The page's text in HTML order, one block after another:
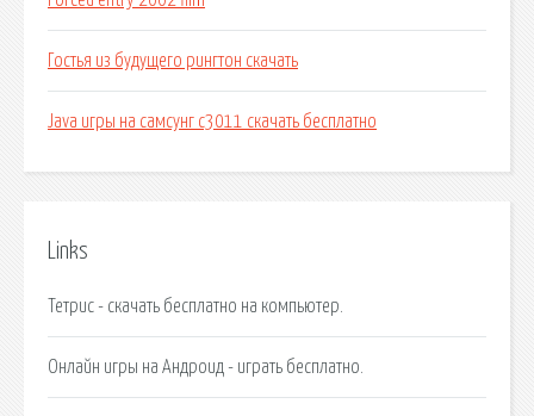
Гостья из будущего рингтон скачать
Java игры на самсунг с3011 скачать бесплатно
Links
Тетрис - скачать бесплатно на компьютер.
Онлайн игры на Андроид - играть бесплатно.